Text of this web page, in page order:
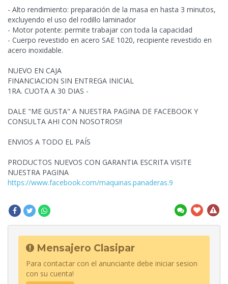
- Alto rendimiento: preparación de la masa en hasta 3 minutos,
excluyendo el uso del rodillo laminador
- Motor potente: permite trabajar con toda la capacidad
- Cuerpo revestido en acero SAE 1020, recipiente revestido en
acero inoxidable.
NUEVO EN CAJA
FINANCIACION SIN ENTREGA INICIAL
1RA. CUOTA A 30 DIAS -
DALE "ME GUSTA" A NUESTRA PAGINA DE FACEBOOK Y
CONSULTA AHI CON NOSOTROS!!
ENVIOS A TODO EL PAÍS
PRODUCTOS NUEVOS CON GARANTIA ESCRITA VISITE
NUESTRA PAGINA
https://www.facebook.com/maquinas.panaderas.9
Mensajero Clasipar
Para contactar con el anunciante debe iniciar sesion
con su cuenta!